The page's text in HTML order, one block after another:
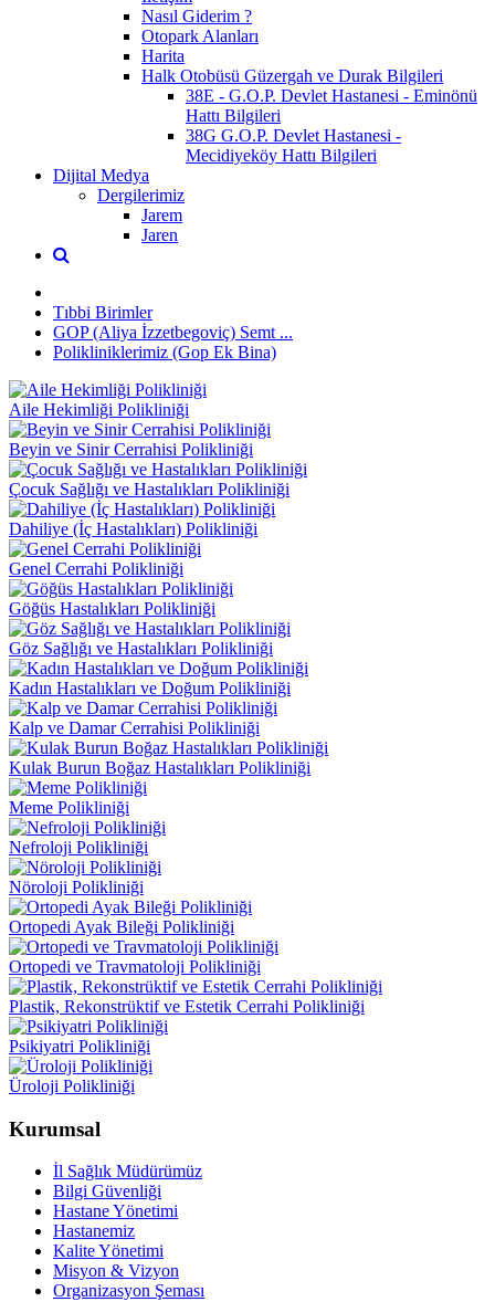
Nasıl Giderim ?
Otopark Alanları
Harita
Halk Otobüsü Güzergah ve Durak Bilgileri
38E - G.O.P. Devlet Hastanesi - Eminönü
Hattı Bilgileri
38G G.O.P. Devlet Hastanesi -
Mecidiyeköy Hattı Bilgileri
Dijital Medya
Dergilerimiz
Jarem
Jaren
Tıbbi Birimler
GOP (Aliya İzzetbegoviç) Semt ...
Polikliniklerimiz (Gop Ek Bina)
Aile Hekimliği Polikliniği
Beyin ve Sinir Cerrahisi Polikliniği
Çocuk Sağlığı ve Hastalıkları Polikliniği
Dahiliye (İç Hastalıkları) Polikliniği
Genel Cerrahi Polikliniği
Göğüs Hastalıkları Polikliniği
Göz Sağlığı ve Hastalıkları Polikliniği
Kadın Hastalıkları ve Doğum Polikliniği
Kalp ve Damar Cerrahisi Polikliniği
Kulak Burun Boğaz Hastalıkları Polikliniği
Meme Polikliniği
Nefroloji Polikliniği
Nöroloji Polikliniği
Ortopedi Ayak Bileği Polikliniği
Ortopedi ve Travmatoloji Polikliniği
Plastik, Rekonstrüktif ve Estetik Cerrahi Polikliniği
Psikiyatri Polikliniği
Üroloji Polikliniği
Kurumsal
İl Sağlık Müdürümüz
Bilgi Güvenliği
Hastane Yönetimi
Hastanemiz
Kalite Yönetimi
Misyon & Vizyon
Organizasyon Şeması